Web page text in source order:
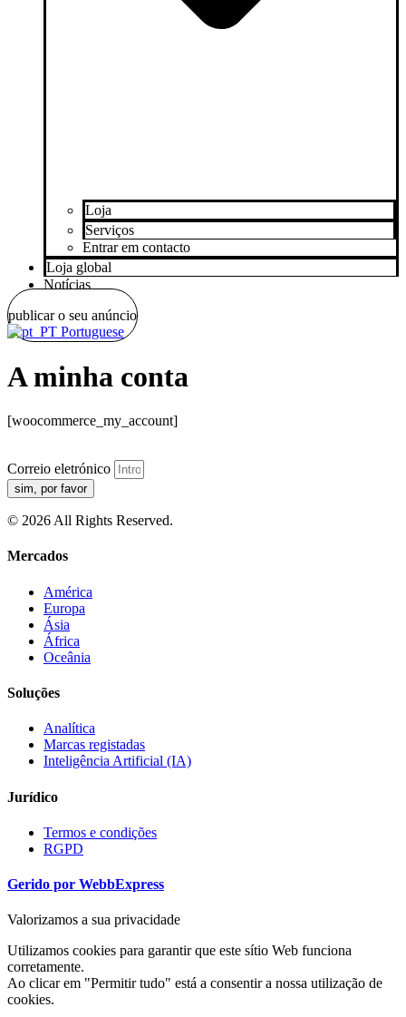
Loja
Serviços
Entrar em contacto
Loja global
Notícias
publicar o seu anúncio
Portuguese
A minha conta
[woocommerce_my_account]
Correio eletrónico
sim, por favor
© 2026 All Rights Reserved.
Mercados
América
Europa
Ásia
África
Oceânia
Soluções
Analítica
Marcas registadas
Inteligência Artificial (IA)
Jurídico
Termos e condições
RGPD
Gerido por WebbExpress
Valorizamos a sua privacidade
Utilizamos cookies para garantir que este sítio Web funciona
corretamente.
Ao clicar em "Permitir tudo" está a consentir a nossa utilização de
cookies.